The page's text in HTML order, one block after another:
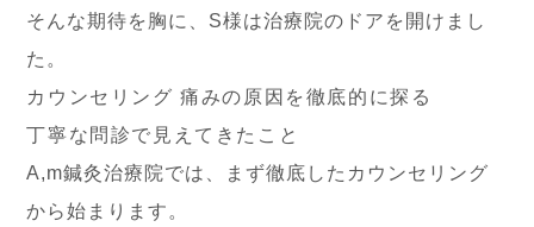
そんな期待を胸に、S様は治療院のドアを開けまし
た。
カウンセリング 痛みの原因を徹底的に探る
丁寧な問診で見えてきたこと
A,m鍼灸治療院では、まず徹底したカウンセリング
から始まります。